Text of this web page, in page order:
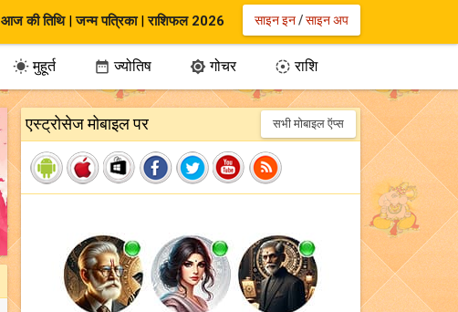
आज की तिथि|जन्म पत्रिका|राशिफल 2026 साइन इन/साइन अप
मुहूर्त  ज्योतिष  गोचर  राशि
एस्ट्रोसेज मोबाइल पर सभी मोबाइल ऍप्स